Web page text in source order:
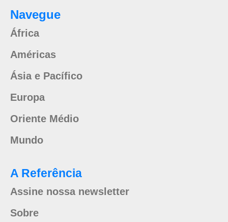
Navegue
África
Américas
Ásia e Pacífico
Europa
Oriente Médio
Mundo
A Referência
Assine nossa newsletter
Sobre